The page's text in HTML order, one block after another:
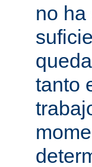
no
tanto